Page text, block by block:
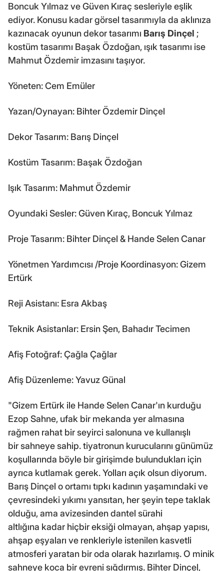
Boncuk Yılmaz ve Güven Kıraç sesleriyle eşlik
ediyor. Konusu kadar görsel tasarımıyla da aklınıza
kazınacak oyunun dekor tasarımı Barış Dinçel ;
kostüm tasarımı Başak Özdoğan, ışık tasarımı ise
Mahmut Özdemir imzasını taşıyor.
Yöneten: Cem Emüler
Yazan/Oynayan: Bihter Özdemir Dinçel
Dekor Tasarım: Barış Dinçel
Kostüm Tasarım: Başak Özdoğan
Işık Tasarım: Mahmut Özdemir
Oyundaki Sesler: Güven Kıraç, Boncuk Yılmaz
Proje Tasarım: Bihter Dinçel & Hande Selen Canar
Yönetmen Yardımcısı /Proje Koordinasyon: Gizem
Ertürk
Reji Asistanı: Esra Akbaş
Teknik Asistanlar: Ersin Şen, Bahadır Tecimen
Afiş Fotoğraf: Çağla Çağlar
Afiş Düzenleme: Yavuz Günal
"Gizem Ertürk ile Hande Selen Canar'ın kurduğu
Ezop Sahne, ufak bir mekanda yer almasına
rağmen rahat bir seyirci salonuna ve kullanışlı
bir sahneye sahip. tiyatronun kurucularını günümüz
koşullarında böyle bir girişimde bulundukları için
ayrıca kutlamak gerek. Yolları açık olsun diyorum.
Barış Dinçel o ortamı tıpkı kadının yaşamındaki ve
çevresindeki yıkımı yansıtan, her şeyin tepe taklak
olduğu, ama avizesinden dantel sürahi
altlığına kadar hiçbir eksiği olmayan, ahşap yapısı,
ahşap eşyaları ve renkleriyle istenilen kasvetli
atmosferi yaratan bir oda olarak hazırlamış. O minik
sahneye koca bir evreni sığdırmış. Bihter Dinçel,